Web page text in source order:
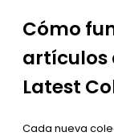
Cómo
artículos
Latest
Cada nueva